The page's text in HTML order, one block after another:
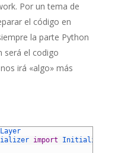
Por un tema de
el código en
la parte Python
será el codigo
irá «algo» más
Layer
import
Initializer